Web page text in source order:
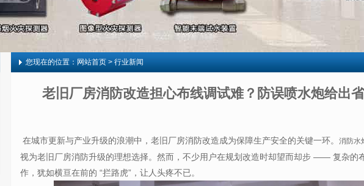
您现在的位置： 网站首页> 行业新闻
老旧厂房消防改造担心布线调试难？防误喷水炮给出
在城市更新与产业升级的浪潮中，老旧厂房消防改造成为保障生产安全的关键一环。 消防水
视为老旧厂房消防升级的理想选择。然而，不少用户在规划改造时却望而却步 —— 复杂的
作，犹如横亘在前的 “拦路虎”，让人头疼不已。